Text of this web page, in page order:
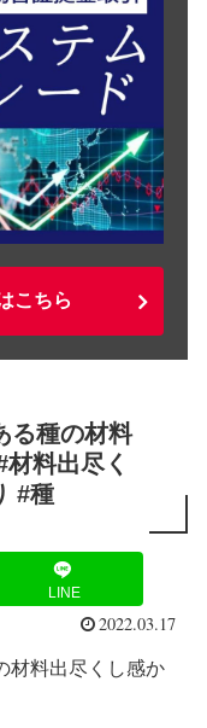
こちら
種の材料
料出尽く
#種
LINE
2022.03.17
料出尽くし感か